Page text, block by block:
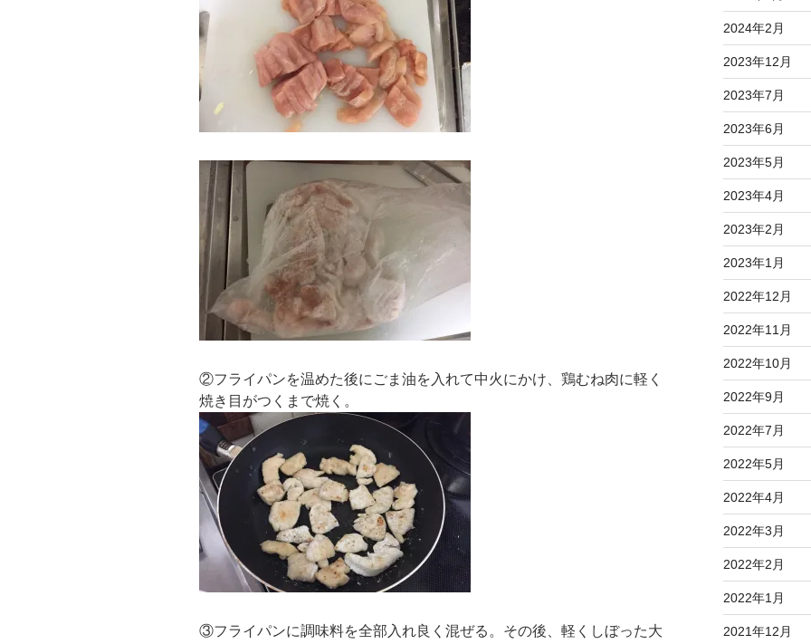
②フライパンを温めた後にごま油を入れて中火にかけ、鶏むね肉に軽く
焼き目がつくまで焼く。
③フライパンに調味料を全部入れ良く混ぜる。その後、軽くしぼった大
2024年2月
2023年12月
2023年7月
2023年6月
2023年5月
2023年4月
2023年2月
2023年1月
2022年12月
2022年11月
2022年10月
2022年9月
2022年7月
2022年5月
2022年4月
2022年3月
2022年2月
2022年1月
2021年12月